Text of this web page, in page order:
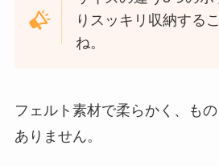
りスッキリ収納する
ね。
フェルト素材で柔らかく、も
ありません。